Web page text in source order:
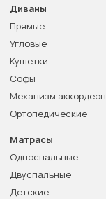
Диваны
Прямые
Угловые
Кушетки
Софы
Механизм аккордеон
Ортопедические
Матрасы
Односпальные
Двуспальные
Детские